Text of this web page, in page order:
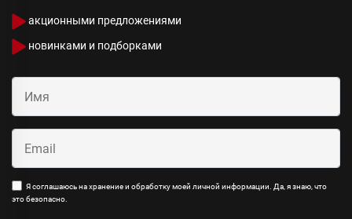
акционными предложениями
новинками и подборками
Я соглашаюсь на хранение и обработку моей личной информации. Да, я знаю, что
это безопасно.